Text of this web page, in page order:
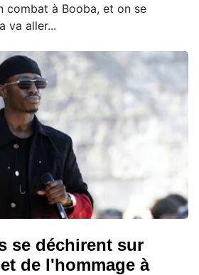
combat à Booba, et on se
va aller...
se déchirent sur
de l'hommage à